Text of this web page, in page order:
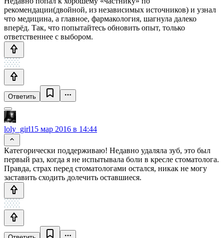
рекомендации(двойной, из независимых источников) и узнал
что медицина, а главное, фармакология, шагнула далеко
вперёд. Так, что попытайтесь обновить опыт, только
ответственнее с выбором.
Ответить
loly_girl15 мар 2016 в 14:44
Категорически поддерживаю! Недавно удаляла зуб, это был
первый раз, когда я не испытывала боли в кресле стоматолога.
Правда, страх перед стоматологами остался, никак не могу
заставить сходить долечить оставшиеся.